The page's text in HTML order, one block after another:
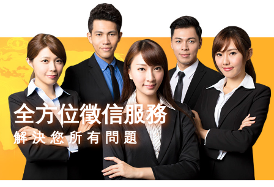
全方位徵信服務
解決您所有問題